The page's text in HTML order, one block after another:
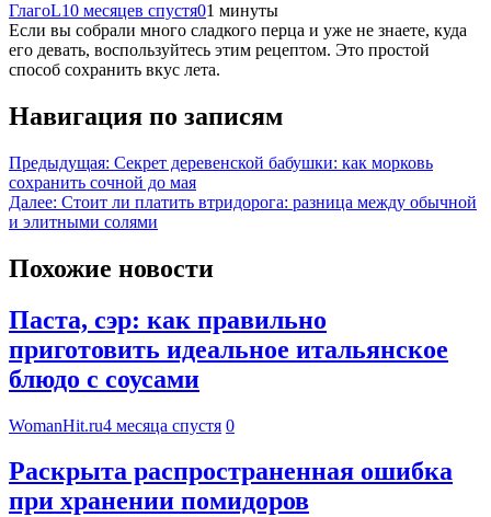
ГлагоL10 месяцев спустя01 минуты
Если вы собрали много сладкого перца и уже не знаете, куда
его девать, воспользуйтесь этим рецептом. Это простой
способ сохранить вкус лета.
Навигация по записям
Предыдущая: Секрет деревенской бабушки: как морковь
сохранить сочной до мая
Далее: Стоит ли платить втридорога: разница между обычной
и элитными солями
Похожие новости
Паста, сэр: как правильно
приготовить идеальное итальянское
блюдо с соусами
WomanHit.ru4 месяца спустя 0
Раскрыта распространенная ошибка
при хранении помидоров